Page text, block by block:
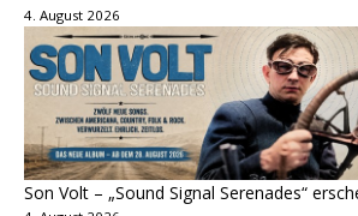
4. August 2026
Son Volt – „Sound Signal Serenades“